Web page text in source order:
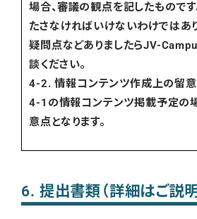
場合、審議の観点を記したもので
たさなければいけないわけではあ
疑問点などありましたらJV-
談ください。
4-2. 情報コンテンツ作成上の留意
4-1の情報コンテンツ掲載予定の
意点となります。
6. 提出書類（詳細はご説明